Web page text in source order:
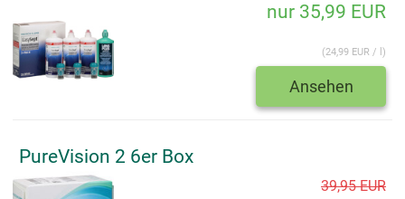
nur 35,99 EUR
(24,99 EUR / l)
Ansehen
PureVision 2 6er Box
39,95 EUR